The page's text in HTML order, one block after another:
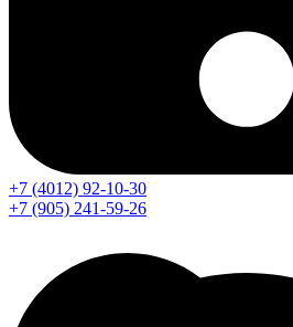
+7 (4012) 92-10-30
+7 (905) 241-59-26